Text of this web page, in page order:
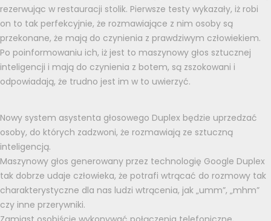
rezerwując w restauracji stolik. Pierwsze testy wykazały, iż robi
on to tak perfekcyjnie, że rozmawiające z nim osoby są
przekonane, że mają do czynienia z prawdziwym człowiekiem.
Po poinformowaniu ich, iż jest to maszynowy głos sztucznej
inteligencji i mają do czynienia z botem, są zszokowani i
odpowiadają, że trudno jest im w to uwierzyć.
Nowy system asystenta głosowego Duplex będzie uprzedzać
osoby, do których zadzwoni, że rozmawiają ze sztuczną
inteligencją.
Maszynowy głos generowany przez technologię Google Duplex
tak dobrze udaje człowieka, że potrafi wtrącać do rozmowy tak
charakterystyczne dla nas ludzi wtrącenia, jak „umm”, „mhm”
czy inne przerywniki.